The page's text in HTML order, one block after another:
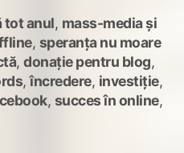
tot anul, mass-media și
, speranța nu moare
, donație pentru blog,
,încredere, investiție,
, succes în online,